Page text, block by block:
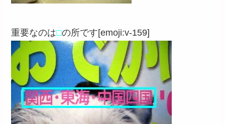
重要なのは□の所です[emoji:v-159]